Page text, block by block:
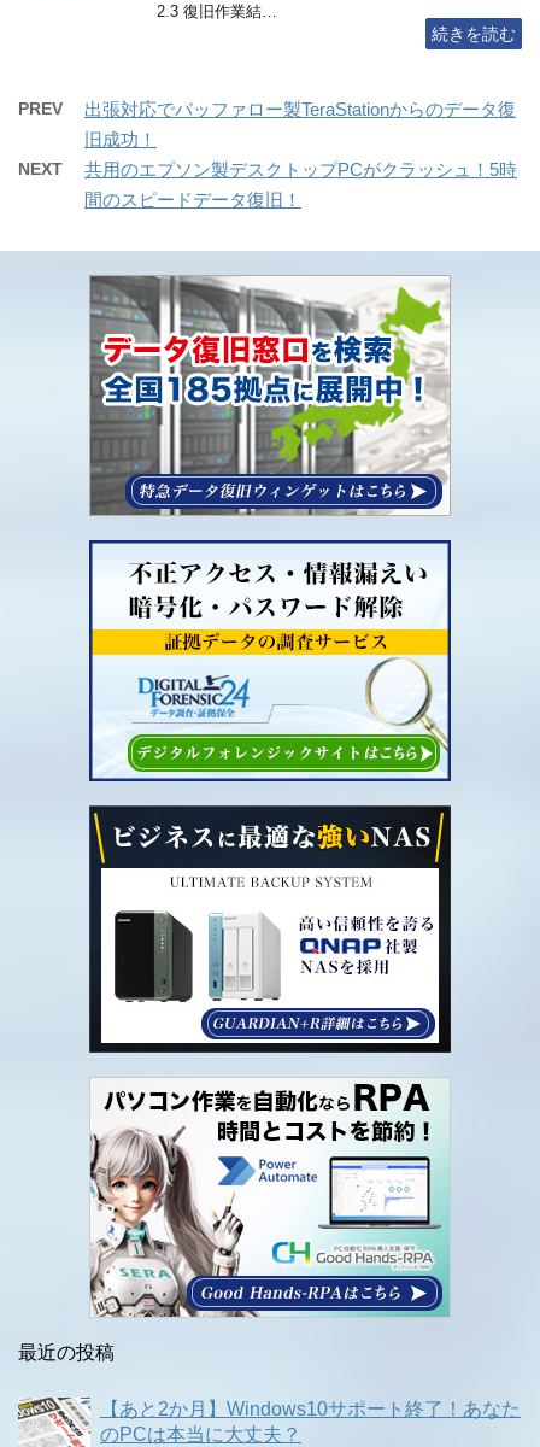
2.3 復旧作業結…
続きを読む
PREV
出張対応でバッファロー製TeraStationからのデータ復
旧成功！
NEXT
共用のエプソン製デスクトップPCがクラッシュ！5時
間のスピードデータ復旧！
最近の投稿
【あと2か月】Windows10サポート終了！あなた
のPCは本当に大丈夫？